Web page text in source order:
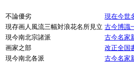
不論優劣 現在今世
現存画人風流三幅対浪花名所見立 古今博識
現今南北宗諸派
古今名家
画家之部
改正全国
現今南北各派
古今名家